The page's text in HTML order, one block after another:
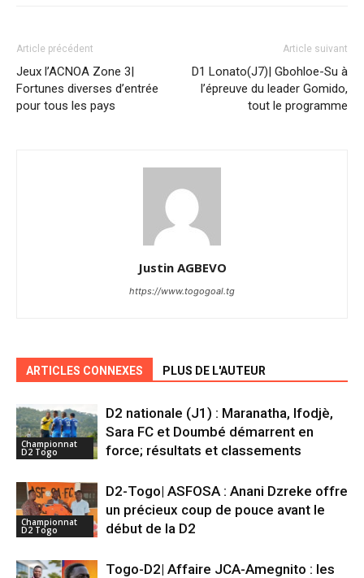
Article précédent
Jeux l’ACNOA Zone 3|
Fortunes diverses d’entrée
pour tous les pays
Article suivant
D1 Lonato(J7)| Gbohloe-Su à
l’épreuve du leader Gomido,
tout le programme
Justin AGBEVO
https://www.togogoal.tg
ARTICLES CONNEXES PLUS DE L'AUTEUR
Championnat
D2 Togo
D2 nationale (J1) : Maranatha, Ifodjè,
Sara FC et Doumbé démarrent en
force; résultats et classements
Championnat
D2 Togo
D2-Togo| ASFOSA : Anani Dzreke offre
un précieux coup de pouce avant le
début de la D2
Togo-D2| Affaire JCA-Amegnito : les